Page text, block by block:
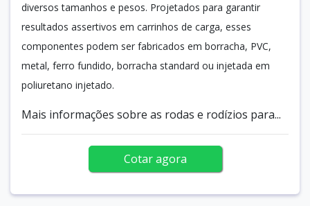
diversos tamanhos e pesos. Projetados para garantir
resultados assertivos em carrinhos de carga, esses
componentes podem ser fabricados em borracha, PVC,
metal, ferro fundido, borracha standard ou injetada em
poliuretano injetado.
Mais informações sobre as rodas e rodízios para...
Cotar agora